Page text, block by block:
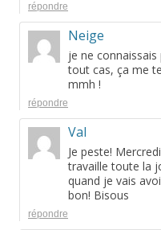
répondre
Neige
je ne
tout cas, ça me
mmh !
répondre
Val
Je peste!
travaille toute la
quand je vais
bon! Bisous
répondre